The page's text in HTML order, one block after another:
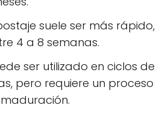
suele ser más rápido,
4 a 8 semanas.
ser utilizado en ciclos de
pero requiere un proceso